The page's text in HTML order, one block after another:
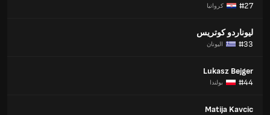
#27
كرواتيا
ليوناردو كوتريس
#33
اليونان
Lukasz Bejger
#44
بولندا
Matija Kavcic